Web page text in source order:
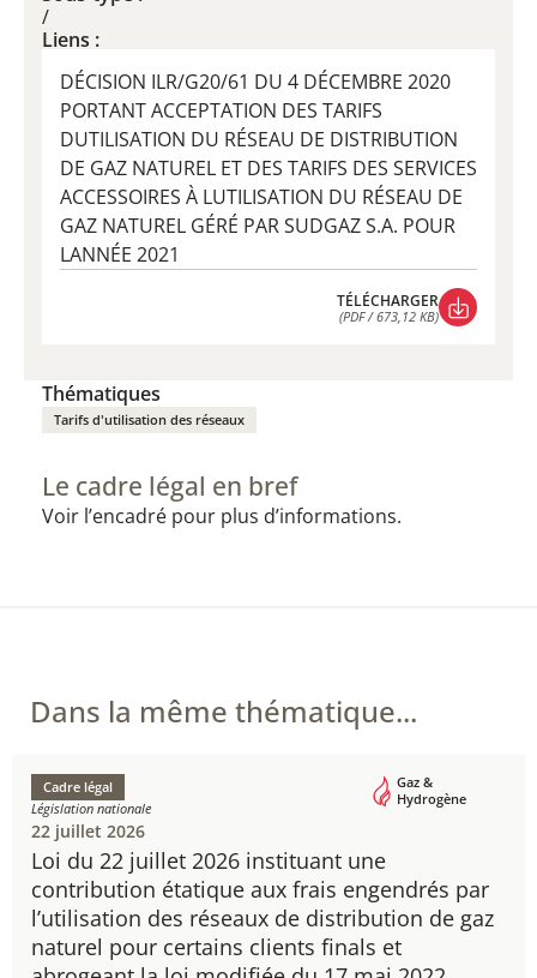
/
Liens :
DÉCISION ILR/G20/61 DU 4 DÉCEMBRE 2020
PORTANT ACCEPTATION DES TARIFS
DUTILISATION DU RÉSEAU DE DISTRIBUTION
DE GAZ NATUREL ET DES TARIFS DES SERVICES
ACCESSOIRES À LUTILISATION DU RÉSEAU DE
GAZ NATUREL GÉRÉ PAR SUDGAZ S.A. POUR
LANNÉE 2021
TÉLÉCHARGER
(PDF / 673,12 KB)
Thématiques
Tarifs d'utilisation des réseaux
Le cadre légal en bref
Voir l’encadré pour plus d’informations.
Dans la même thématique...
Loi du 22 juillet 2026 instituant une
contribution étatique aux frais engendrés par
l’utilisation des réseaux de distribution de gaz
naturel pour certains clients finals et
Cadre légal
Législation nationale
Gaz &
Hydrogène
22 juillet 2026